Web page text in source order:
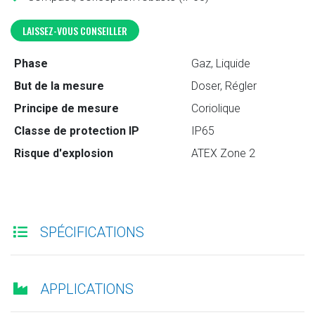
LAISSEZ-VOUS CONSEILLER
Phase
Gaz, Liquide
But de la mesure
Doser, Régler
Principe de mesure
Coriolique
Classe de protection IP
IP65
Risque d'explosion
ATEX Zone 2
SPÉCIFICATIONS
APPLICATIONS